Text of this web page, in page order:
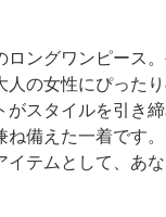
ロングワンピース
人の女性にぴった
スタイルを引き締
備えた一着です
テムとして、あ